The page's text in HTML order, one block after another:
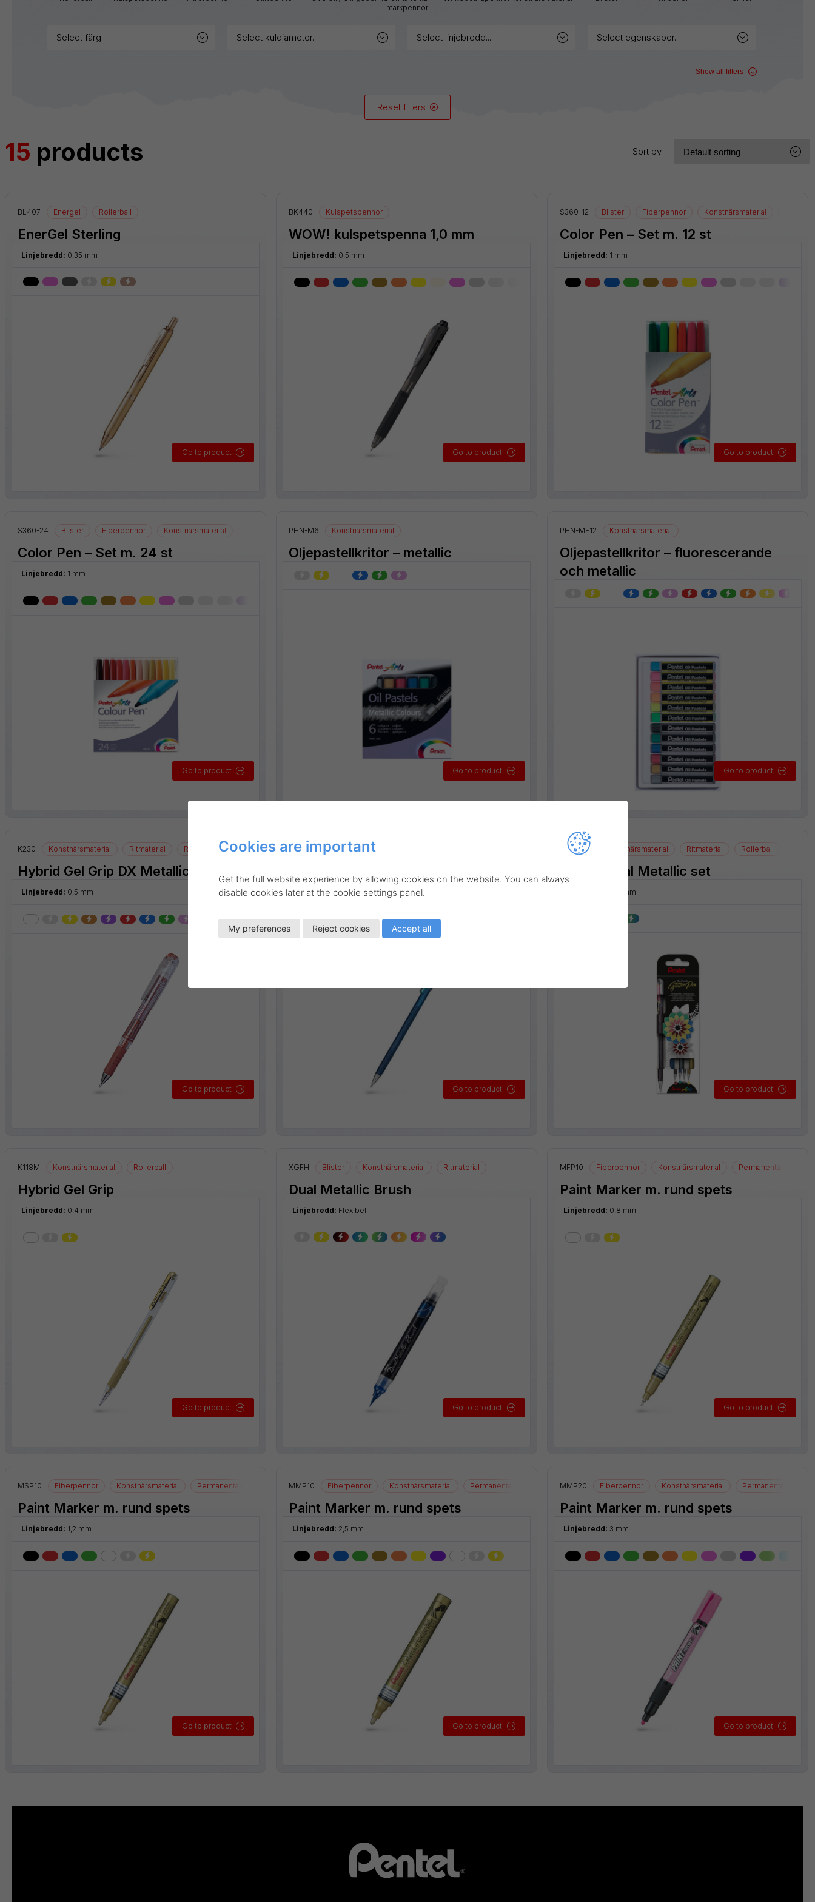
Pen
märkpennor
select färg... select kuldiameter... select linjebredd... select egenskaper...
Show all filters
Reset filters
15 products Sort by
BL407 Energel Rollerball
EnerGel Sterling
Linjebredd: 0,35 mm
Go to product
BK440 Kulspetspennor
WOW! kulspetspenna 1,0 mm
Linjebredd: 0,5 mm
Go to product
S360-12 Blister Fiberpennor Konstnärsmaterial
Color Pen – Set m. 12 st
Linjebredd: 1 mm
Go to product
S360-24 Blister Fiberpennor Konstnärsmaterial
Color Pen – Set m. 24 st
Linjebredd: 1 mm
Go to product
PHN-M6 Konstnärsmaterial
Oljepastellkritor – metallic
Go to product
PHN-MF12 Konstnärsmaterial
Oljepastellkritor – fluorescerande
och metallic
Go to product
K230 Konstnärsmaterial Ritmaterial Rollerball
Hybrid Gel Grip DX Metallic
Linjebredd: 0,5 mm
Go to product
K110 Konstnärsmaterial
Linjebredd:0,4 mm
Go to product
K110-4XZ Konstnärsmaterial Ritmaterial Rollerball
Hybrid Dual Metallic set
0,4 mm
Go to product
K118M Konstnärsmaterial Rollerball
Hybrid Gel Grip
Linjebredd: 0,4 mm
Go to product
XGFH Blister Konstnärsmaterial Ritmaterial
Dual Metallic Brush
Linjebredd: Flexibel
Go to product
MFP10 Fiberpennor Konstnärsmaterial Permanenta
Paint Marker m. rund spets
Linjebredd: 0,8 mm
Go to product
MSP10 Fiberpennor Konstnärsmaterial Permanenta märkpennor
Paint Marker m. rund spets
Linjebredd: 1,2 mm
Go to product
MMP10 Fiberpennor Konstnärsmaterial Permanenta märkpennor
Paint Marker m. rund spets
Linjebredd: 2,5 mm
Go to product
MMP20 Fiberpennor Konstnärsmaterial Permanenta
Paint Marker m. rund spets
Linjebredd: 3 mm
Go to product
Cookies are important
Get the full website experience by allowing cookies on the website. You can always
disable cookies later at the cookie settings panel.
My preferences Reject cookies Accept all